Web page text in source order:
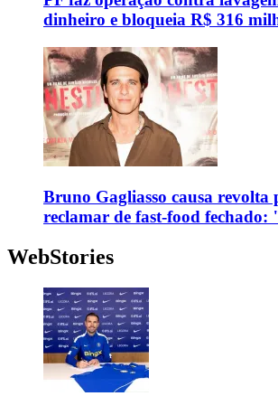
dinheiro e bloqueia R$ 316
Bruno Gagliasso causa revolta
reclamar de fast-food
WebStories